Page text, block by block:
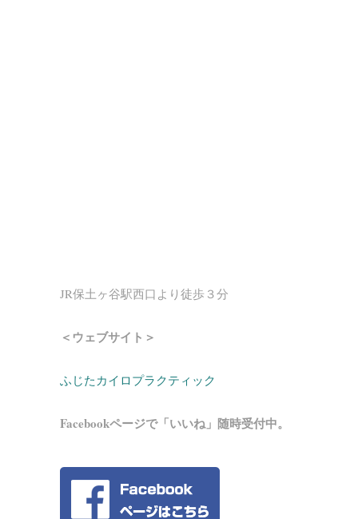
JR保土ヶ谷駅西口より徒歩３分
＜ウェブサイト＞
ふじたカイロプラクティック
Facebookページで「いいね」随時受付中。